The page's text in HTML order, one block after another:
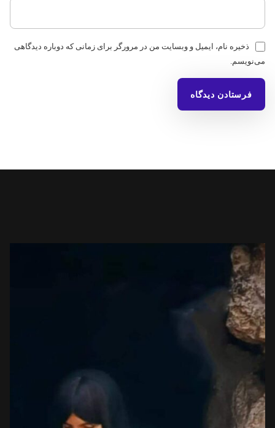
ذخیره نام، ایمیل و وبسایت من در مرورگر برای زمانی که دوباره دیدگاهی
می‌نویسم.